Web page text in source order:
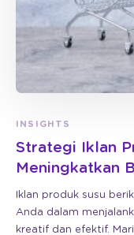
INSIGHTS
Strategi Iklan
Meningkatkan
Iklan produk susu
Anda dalam
kreatif dan efektif.